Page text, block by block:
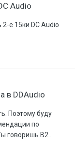
Audio
е 15ки DC Audio
в DDAudio
Поэтому буду
по
говоришь В2...